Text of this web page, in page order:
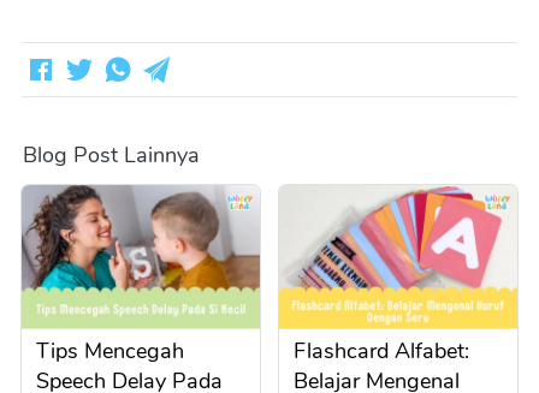
Blog Post Lainnya
Tips Mencegah
Speech Delay Pada
Flashcard Alfabet:
Belajar Mengenal